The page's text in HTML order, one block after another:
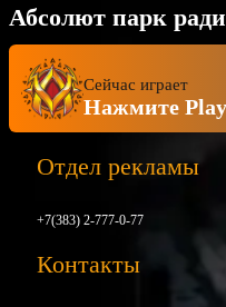
Абсолют парк
Сейчас играет
Нажмите Play
Отдел рекламы
+7(383) 2-777-0-77
Контакты